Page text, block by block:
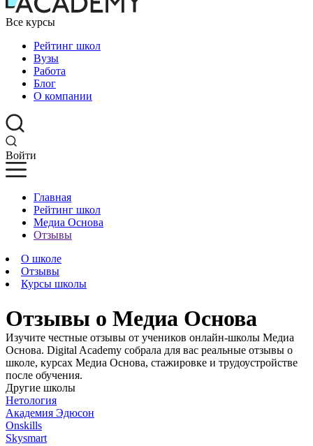
Все курсы
Рейтинг школ
Вузы
Работа
Блог
О компании
Войти
Главная
Рейтинг школ
Медиа Основа
Отзывы
О школе
Отзывы
Курсы школы
Отзывы о Медиа Основа
Изучите честные отзывы от учеников онлайн-школы Медиа
Основа. Digital Academy собрала для вас реальные отзывы о
школе, курсах Медиа Основа, стажировке и трудоустройстве
после обучения.
Другие школы
Нетология
Академия Эдюсон
Onskills
Skysmart